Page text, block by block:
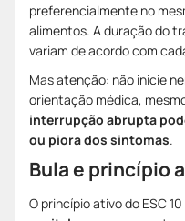
preferencialmente no
alimentos. A duração do
variam de acordo com
Mas atenção: não inicie
orientação médica,
interrupção abrupta
ou piora dos sintomas.
Bula e princípio
O princípio ativo do ESC